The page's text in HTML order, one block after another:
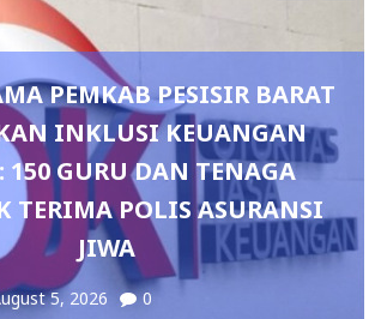
Pedang Pora Sambut Kombes
Sianipar, Babak Baru
Polresta Bandar
admin August 4, 2026